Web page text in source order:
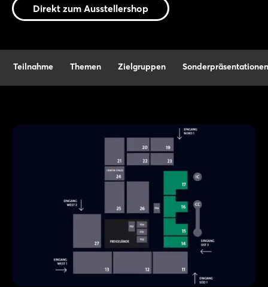
Direkt zum Ausstellershop
Teilnahme Themen Zielgruppen Sonderpräsentationen